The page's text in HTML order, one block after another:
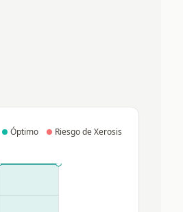
Óptimo Riesgo de Xerosis